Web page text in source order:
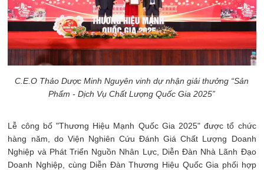
C.E.O Thảo Dược Minh Nguyên vinh dự nhận giải thưởng “Sản
Phẩm - Dịch Vụ Chất Lượng Quốc Gia 2025”
Lễ công bố "Thương Hiệu Mạnh Quốc Gia 2025" được tổ chức
hàng năm, do Viện Nghiên Cứu Đánh Giá Chất Lượng Doanh
Nghiệp và Phát Triển Nguồn Nhân Lực, Diễn Đàn Nhà Lãnh Đạo
Doanh Nghiệp, cùng Diễn Đàn Thương Hiệu Quốc Gia phối hợp